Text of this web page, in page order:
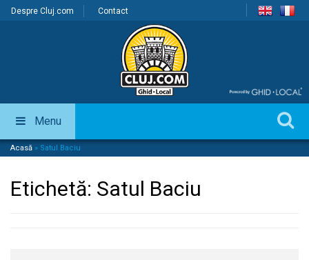
Despre Cluj.com Contact
Menu
Acasă » Satul Baciu
Etichetă: Satul Baciu